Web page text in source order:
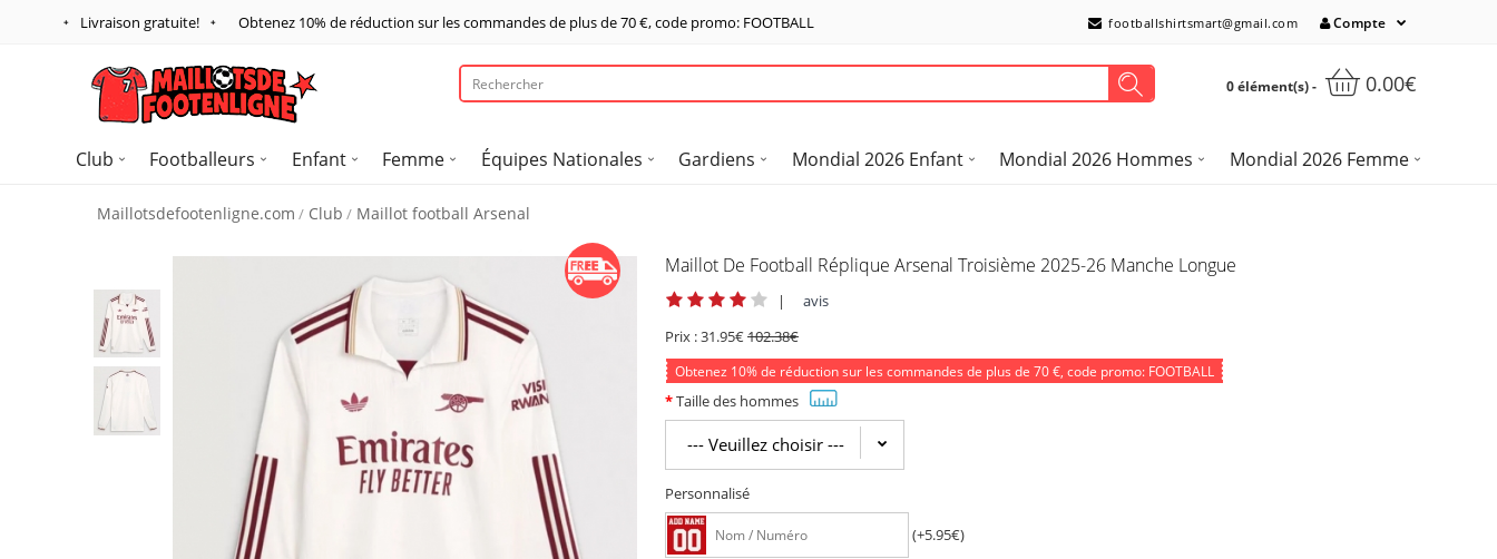
Livraison gratuite! Obtenez 10% de réduction sur les commandes de plus de70 €, code promo: FOOTBALL footballshirtsmart@gmail.com Compte
0 élément(s) - 0.00€
Club Footballeurs Enfant Femme Équipes Nationales Gardiens Mondial 2026 Enfant Mondial 2026 Hommes Mondial 2026 Femme
Maillotsdefootenligne.com Club Maillot football Arsenal
Maillot De Football Réplique Arsenal Troisième 2025-26 Manche Longue
|
avis
Prix :31.95€102.38€
Obtenez 10%de réduction sur les commandes de plus de 70 €, code promo: FOOTBALL
Taille des hommes
Personnalisé
(+5.95€)